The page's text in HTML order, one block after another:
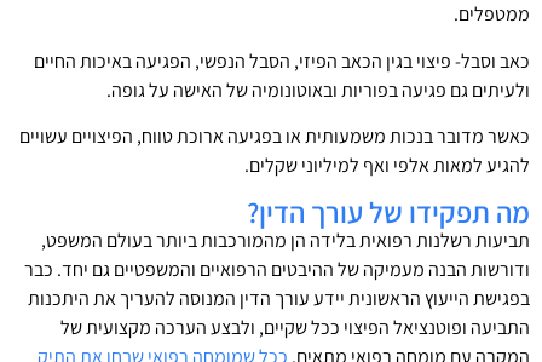
ממטפלים.
כאב וסבל- פיצוי בגין הכאב הפיזי, הסבל הנפשי, הפגיעה באיכות החיים
ולעיתים גם פגיעה בפוריות ובאוטונומיה של האישה על גופה.
כאשר מדובר בנכות משמעותית או בפגיעה ארוכת טווח, הפיצויים עשויים
להגיע למאות אלפי ואף למיליוני שקלים.
מה תפקידו של עורך הדין?
תביעות רשלנות רפואית בלידה הן מהמורכבות ביותר בעולם המשפט,
ודורשות הבנה מעמיקה של ההיבטים הרפואיים והמשפטיים גם יחד. כבר
בפגישת הייעוץ הראשונית יידע עורך הדין המנוסה להעריך את היתכנות
התביעה ופוטנציאל הפיצוי ככל שקיים, ולבצע הערכה מקצועית של